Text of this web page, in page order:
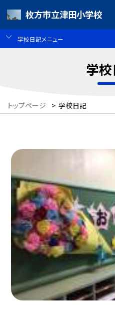
枚方市立津田小学校
学校日記メニュー
学
トップページ > 学校日記